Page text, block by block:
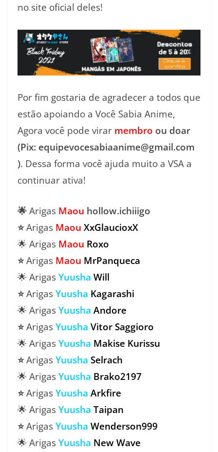
no site oficial deles!
Por fim gostaria de agradecer a todos que
estão apoiando a Você Sabia Anime,
Agora você pode virar membro ou doar
(Pix: equipevocesabiaanime@gmail.com
). Dessa forma você ajuda muito a VSA a
continuar ativa!
🌟Arigas Maou hollow.ichiiigo
⭐Arigas Maou XxGlaucioxX
🌟 Arigas Maou Roxo
⭐Arigas Maou MrPanqueca
🌟 ArigasYuusha Will
⭐ArigasYuusha Kagarashi
🌟 ArigasYuusha Andore
⭐ArigasYuusha Vitor Saggioro
🌟 ArigasYuusha Makise Kurissu
⭐ArigasYuusha Selrach
🌟 ArigasYuusha Brako2197
⭐ArigasYuusha Arkfire
🌟 ArigasYuusha Taipan
⭐ArigasYuusha Wenderson999
🌟 ArigasYuusha New Wave